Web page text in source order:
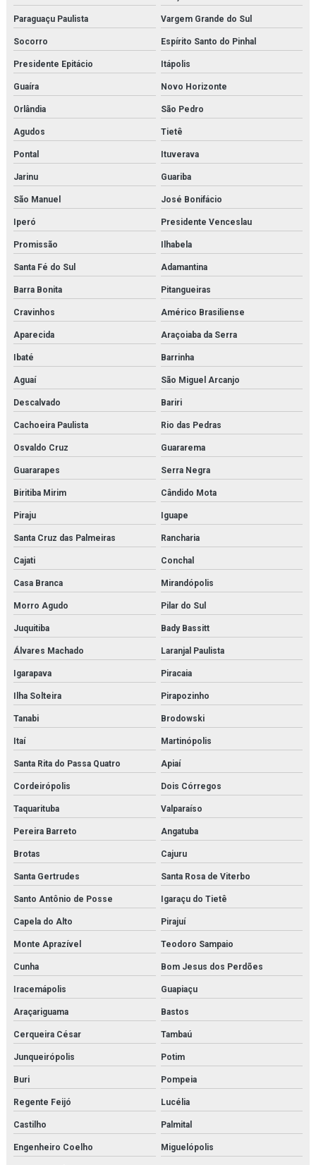
Paraguaçu Paulista Vargem Grande do Sul
Socorro Espírito Santo do Pinhal
Presidente Epitácio Itápolis
Guaíra Novo Horizonte
Orlândia São Pedro
Agudos Tietê
Pontal Ituverava
Jarinu Guariba
São Manuel José Bonifácio
Iperó Presidente Venceslau
Promissão Ilhabela
Santa Fé do Sul Adamantina
Barra Bonita Pitangueiras
Cravinhos Américo Brasiliense
Aparecida Araçoiaba da Serra
Ibaté Barrinha
Aguaí São Miguel Arcanjo
Descalvado Bariri
Cachoeira Paulista Rio das Pedras
Osvaldo Cruz Guararema
Guararapes Serra Negra
Biritiba Mirim Cândido Mota
Piraju Iguape
Santa Cruz das Palmeiras Rancharia
Cajati Conchal
Casa Branca Mirandópolis
Morro Agudo Pilar do Sul
Juquitiba Bady Bassitt
Álvares Machado Laranjal Paulista
Igarapava Piracaia
Ilha Solteira Pirapozinho
Tanabi Brodowski
Itaí Martinópolis
Santa Rita do Passa Quatro Apiaí
Cordeirópolis Dois Córregos
Taquarituba Valparaíso
Pereira Barreto Angatuba
Brotas Cajuru
Santa Gertrudes Santa Rosa de Viterbo
Santo Antônio de Posse Igaraçu do Tietê
Capela do Alto Pirajuí
Monte Aprazível Teodoro Sampaio
Cunha Bom Jesus dos Perdões
Iracemápolis Guapiaçu
Araçariguama Bastos
Cerqueira César Tambaú
Junqueirópolis Potim
Buri Pompeia
Regente Feijó Lucélia
Castilho Palmital
Engenheiro Coelho Miguelópolis